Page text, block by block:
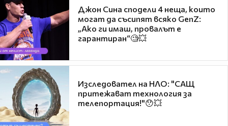
Джон Сина сподели 4 неща, които
могат да съсипят всяко GenZ:
„Ако ги имаш, провалът е
гарантиран“🧐💥
Изследовател на НЛО: "САЩ
притежават технология за
телепортация!"😯💥